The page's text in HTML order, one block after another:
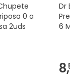
0 a
2uds
Dr
6
8,